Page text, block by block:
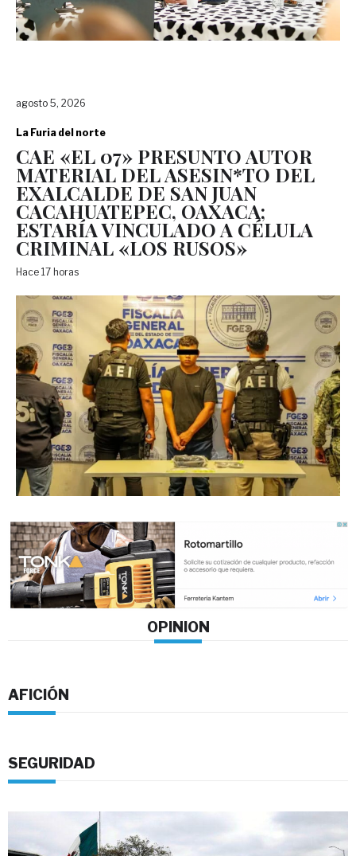
agosto 5, 2026
La Furia del norte
CAE «EL 07» PRESUNTO AUTOR
MATERIAL DEL ASESIN*TO DEL
EXALCALDE DE SAN JUAN
CACAHUATEPEC, OAXACA;
ESTARÍA VINCULADO A CÉLULA
CRIMINAL «LOS RUSOS»
Hace 17 horas
OPINION
AFICIÓN
SEGURIDAD